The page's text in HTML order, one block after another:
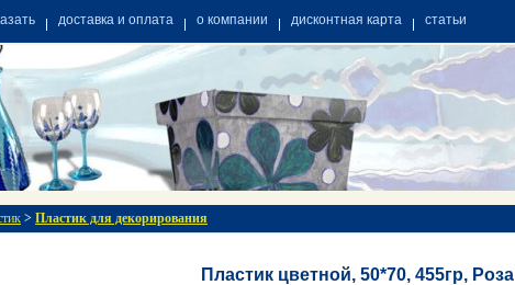
доставка и оплата о компании дисконтная карта статьи
> Пластик для декорирования
Пластик цветной, 50*70, 455гр, Роза